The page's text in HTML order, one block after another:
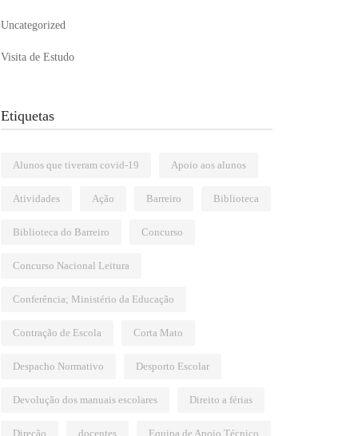
Uncategorized
Visita de Estudo
Etiquetas
Alunos que tiveram covid-19 Apoio aos alunos
Atividades Ação Barreiro Biblioteca
Biblioteca do Barreiro Concurso
Concurso Nacional Leitura
Conferência; Ministério da Educação
Contração de Escola Corta Mato
Despacho Normativo Desporto Escolar
Devolução dos manuais escolares Direito a férias
Direção docentes Equipa de Apoio Técnico